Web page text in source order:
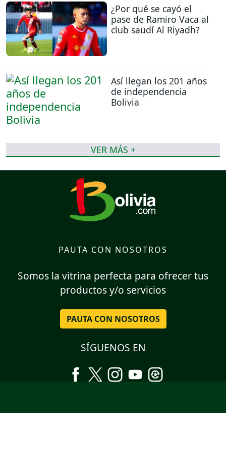
¿Por qué se cayó el
pase de Ramiro Vaca al
club saudí Al Riyadh?
Así llegan los 201 años
de independencia
Bolivia
VER MÁS +
PAUTA CON NOSOTROS
Somos la vitrina perfecta para ofrecer tus
productos y/o servicios
PAUTA CON NOSOTROS
SÍGUENOS EN